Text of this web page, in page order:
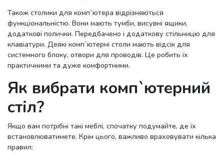
Також столики для комп`ютера відрізняються
функціональністю. Вони мають тумби, висувні ящики,
додаткові полички. Передбачено і додаткову стільницю для
клавіатури. Деякі комп`ютерні столи мають відсік для
системного блоку, отвори для проводів. Це робить їх
практичними та дуже комфортними.
Як вибрати комп`ютерний
стіл?
Якщо вам потрібні такі меблі, спочатку подумайте, де їх
встановлюватимете. Крім цього, важливо враховувати кілька
правил: